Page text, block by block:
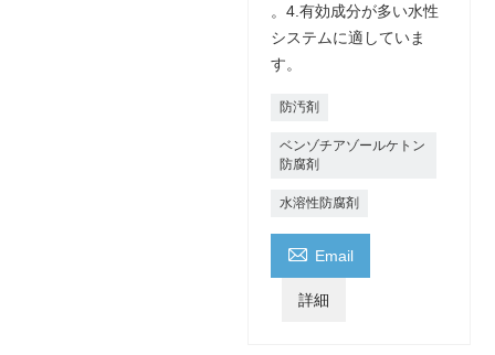
。4.有効成分が多い水性
システムに適していま
す。
防汚剤
ベンゾチアゾールケトン
防腐剤
水溶性防腐剤
 Email
詳細